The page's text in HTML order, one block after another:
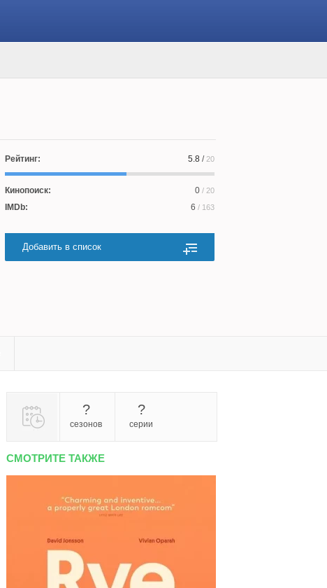
Рейтинг: 5.8/ 20
Кинопоиск: 0 / 20
IMDb: 6 / 163
Добавить в список
?
сезонов
?
серии
СМОТРИТЕ ТАКЖЕ